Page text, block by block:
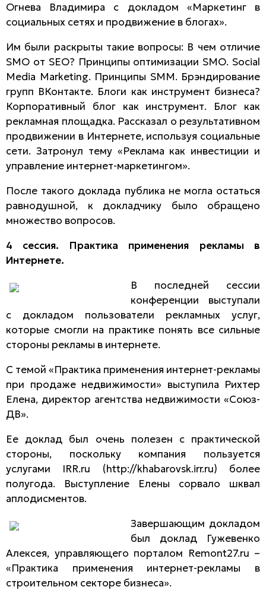
Огнева Владимира с докладом «Маркетинг в
социальных сетях и продвижение в блогах».
Им были раскрыты такие вопросы: В чем отличие
SMO от SEO? Принципы оптимизации SMO. Social
Media Marketing. Принципы SMM. Брэндирование
групп ВКонтакте. Блоги как инструмент бизнеса?
Корпоративный блог как инструмент. Блог как
рекламная площадка. Рассказал о результативном
продвижении в Интернете, используя социальные
сети. Затронул тему «Реклама как инвестиции и
управление интернет-маркетингом».
После такого доклада публика не могла остаться
равнодушной, к докладчику было обращено
множество вопросов.
4 сессия. Практика применения рекламы в
Интернете.
В последней сессии
конференции выступали
с докладом пользователи рекламных услуг,
которые смогли на практике понять все сильные
стороны рекламы в интернете.
С темой «Практика применения интернет-рекламы
при продаже недвижимости» выступила Рихтер
Елена, директор агентства недвижимости «Союз-
ДВ».
Ее доклад был очень полезен с практической
стороны, поскольку компания пользуется
услугами IRR.ru (http://khabarovsk.irr.ru) более
полугода. Выступление Елены сорвало шквал
аплодисментов.
Завершающим докладом
был доклад Гужевенко
Алексея, управляющего порталом Remont27.ru –
«Практика применения интернет-рекламы в
строительном секторе бизнеса».